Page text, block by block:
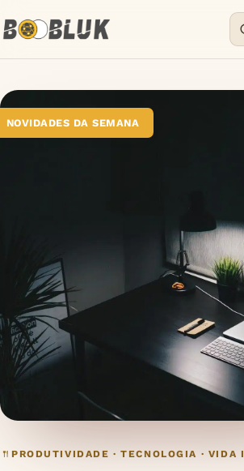
PRODUTIVIDADE · TECNOLOGIA · VIDA
NOVIDADES DA SEMANA